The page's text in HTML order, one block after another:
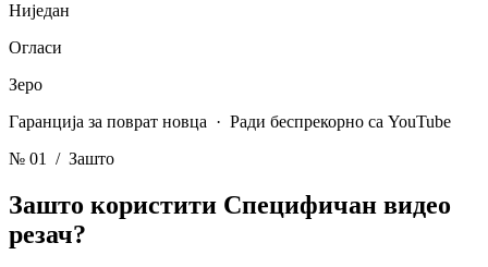
Ниједан
Огласи
Зеро
Гаранција за поврат новца · Ради беспрекорно са YouTube
№ 01
/ Зашто
Зашто користити Специфичан видео
резач?